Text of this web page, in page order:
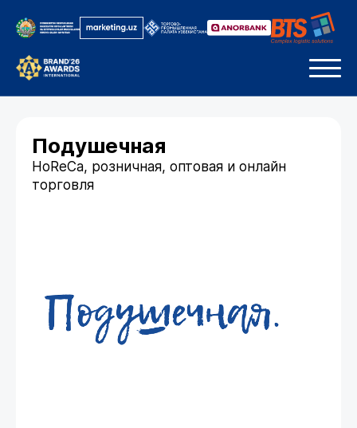
Подушечная
HoReCa, розничная, оптовая и онлайн
торговля